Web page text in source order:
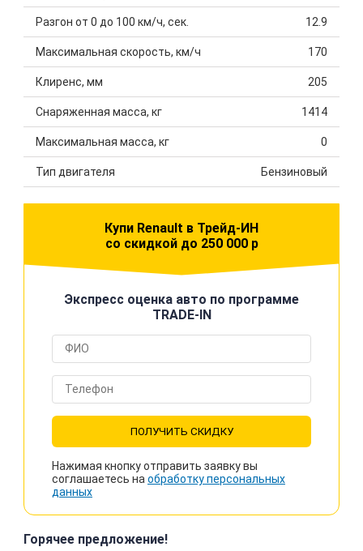
Разгон от 0 до 100 км/ч, сек. 12.9
Максимальная скорость, км/ч 170
Клиренс, мм 205
Снаряженная масса, кг 1414
Максимальная масса, кг 0
Тип двигателя Бензиновый
Купи Renault в Трейд-ИН
со скидкой до 250 000 р
Экспресс оценка авто по программе
TRADE-IN
ПОЛУЧИТЬ СКИДКУ
Нажимая кнопку отправить заявку вы
соглашаетесь на обработку персональных
данных
Горячее предложение!